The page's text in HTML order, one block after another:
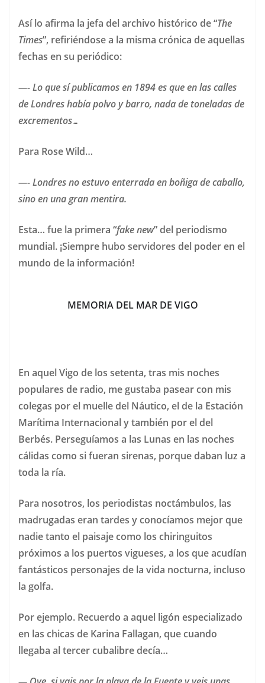
Así lo afirma la jefa del archivo histórico de “The
Times”, refiriéndose a la misma crónica de aquellas
fechas en su periódico:
—- Lo que sí publicamos en 1894 es que en las calles
de Londres había polvo y barro, nada de toneladas de
excrementos…
Para Rose Wild…
—- Londres no estuvo enterrada en boñiga de caballo,
sino en una gran mentira.
Esta… fue la primera “fake new” del periodismo
mundial. ¡Siempre hubo servidores del poder en el
mundo de la información!
MEMORIA DEL MAR DE VIGO
En aquel Vigo de los setenta, tras mis noches
populares de radio, me gustaba pasear con mis
colegas por el muelle del Náutico, el de la Estación
Marítima Internacional y también por el del
Berbés. Perseguíamos a las Lunas en las noches
cálidas como si fueran sirenas, porque daban luz a
toda la ría.
Para nosotros, los periodistas noctámbulos, las
madrugadas eran tardes y conocíamos mejor que
nadie tanto el paisaje como los chiringuitos
próximos a los puertos vigueses, a los que acudían
fantásticos personajes de la vida nocturna, incluso
la golfa.
Por ejemplo. Recuerdo a aquel ligón especializado
en las chicas de Karina Fallagan, que cuando
llegaba al tercer cubalibre decía…